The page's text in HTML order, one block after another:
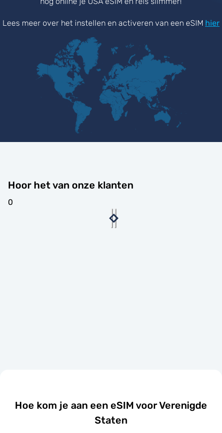
Lees meer over het instellen en activeren van een eSIM hier
Hoor het van onze klanten
0
Hoe kom je aan een eSIM voor Verenigde
Staten